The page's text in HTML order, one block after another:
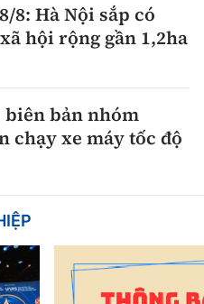
8: Hà Nội sắp có
hội rộng gần 1,2ha
biên bản nhóm
chạy xe máy tốc độ